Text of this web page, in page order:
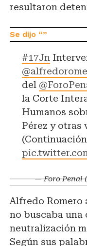
resultaron
#17Jn
del
la Corte
Humanos
Pérez y otras
— Foro Penal
Alfredo Romero
no buscaba una
neutralización
Según sus